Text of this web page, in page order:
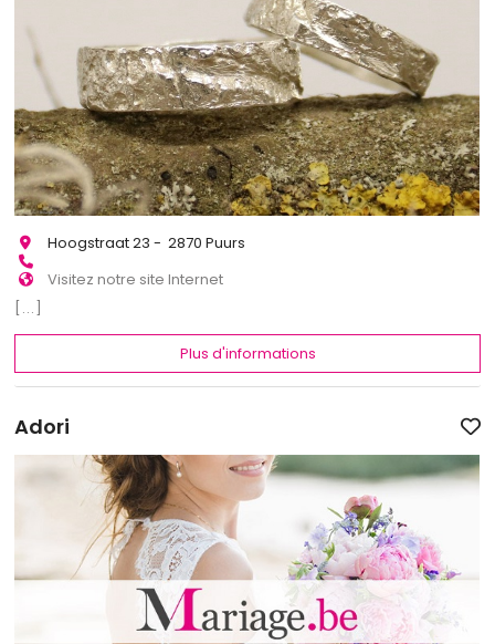
Hoogstraat 23 - 2870 Puurs
Visitez notre site Internet
[...]
Plus d'informations
Adori